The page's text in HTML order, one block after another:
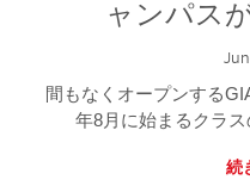
ャンパス
間もなくオープンする
年8月に始まるクラス
続